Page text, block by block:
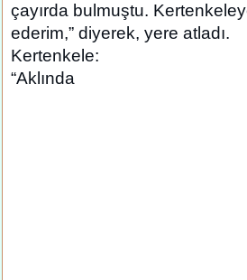
çayırda bulmuştu.
ederim,” diyerek, yere atladı.
Kertenkele:
“Aklında